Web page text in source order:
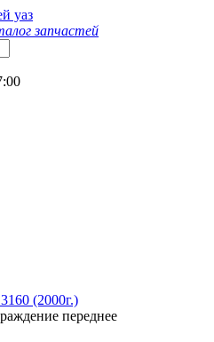
запчастей
(2000г.)
переднее